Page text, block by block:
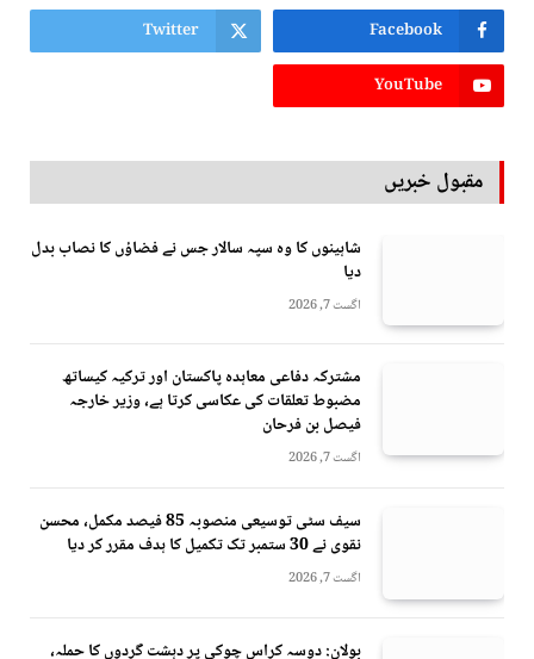
Facebook
Twitter
YouTube
مقبول خبریں
شاہینوں کا وہ سپہ سالار جس نے فضاؤں کا نصاب بدل
دیا
اگست 7, 2026
مشترکہ دفاعی معاہدہ پاکستان اور ترکیہ کیساتھ
مضبوط تعلقات کی عکاسی کرتا ہے، وزیر خارجہ
فیصل بن فرحان
اگست 7, 2026
سیف سٹی توسیعی منصوبہ 85 فیصد مکمل، محسن
نقوی نے 30 ستمبر تک تکمیل کا ہدف مقرر کر دیا
اگست 7, 2026
بولان: دوسہ کراس چوکی پر دہشت گردوں کا حملہ،